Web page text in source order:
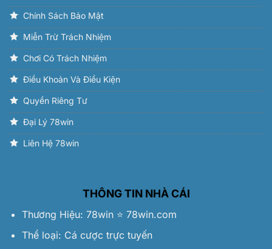
Chính Sách Bảo Mật
Miễn Trừ Trách Nhiệm
Chơi Có Trách Nhiệm
Điều Khoản Và Điều Kiện
Quyền Riêng Tư
Đại Lý 78win
Liên Hệ 78win
THÔNG TIN NHÀ CÁI
Thương Hiệu: 78win⭐️ 78win.com
Thể loại: Cá cược trực tuyến